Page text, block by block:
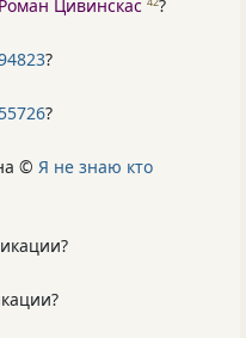
Роман Цивинскас ?
?
?
© Я не знаю кто